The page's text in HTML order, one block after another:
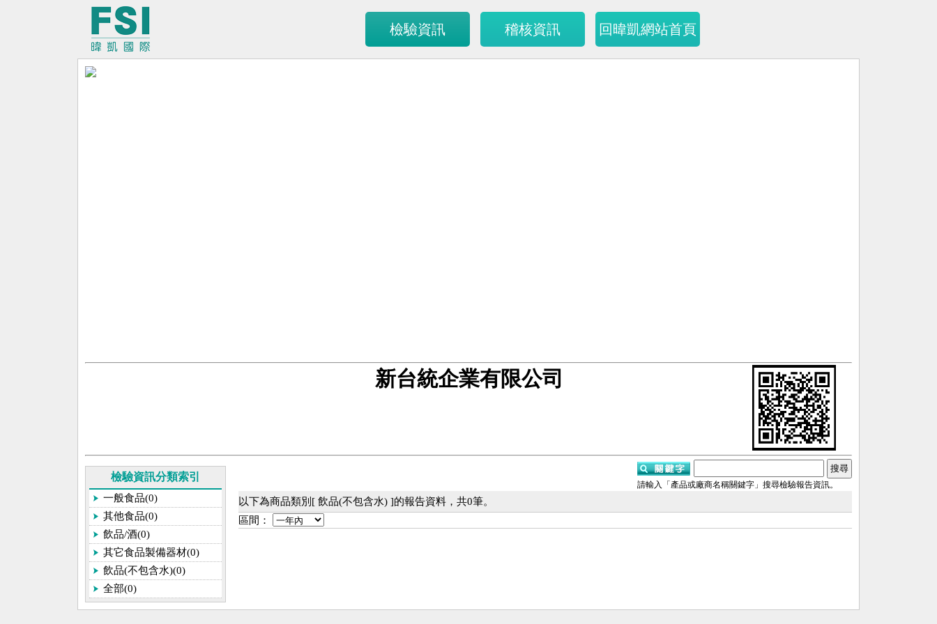
檢驗資訊 稽核資訊 回暐凱網站首頁
新台統企業有限公司
請輸入「產品或廠商名稱關鍵字」搜尋檢驗報告資訊。
檢驗資訊分類索引
一般食品(0)
其他食品(0)
飲品/酒(0)
其它食品製備器材(0)
飲品(不包含水)(0)
全部(0)
以下為商品類別[ 飲品(不包含水) ]的報告資料，共0筆。
區間：